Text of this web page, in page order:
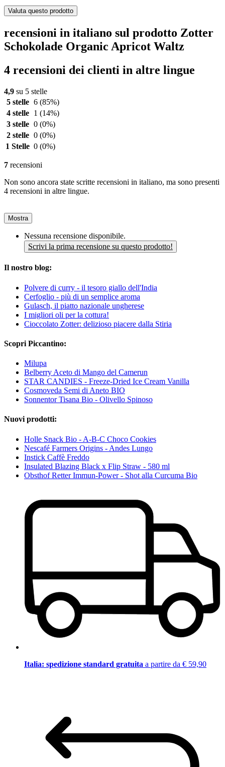
Valuta questo prodotto
recensioni in italiano sul prodotto Zotter
Schokolade Organic Apricot Waltz
4 recensioni dei clienti in altre lingue
4,9 su 5 stelle
5 stelle 6 (85%)
4 stelle
1 (14%)
3 stelle 0 (0%)
2 stelle 0 (0%)
1 Stelle 0 (0%)
7 recensioni
Non sono ancora state scritte recensioni in italiano, ma sono presenti
4 recensioni in altre lingue.
Mostra
Nessuna recensione disponibile.
Scrivi la prima recensione su questo prodotto!
Il nostro blog:
Polvere di curry - il tesoro giallo dell'India
Cerfoglio - più di un semplice aroma
Gulasch, il piatto nazionale ungherese
I migliori oli per la cottura!
Cioccolato Zotter: delizioso piacere dalla Stiria
Scopri Piccantino:
Milupa
Belberry Aceto di Mango del Camerun
STAR CANDIES - Freeze-Dried Ice Cream Vanilla
Cosmoveda Semi di Aneto BIO
Sonnentor Tisana Bio - Olivello Spinoso
Nuovi prodotti:
Holle Snack Bio - A-B-C Choco Cookies
Nescafé Farmers Origins - Andes Lungo
Instick Caffè Freddo
Insulated Blazing Black x Flip Straw - 580 ml
Obsthof Retter Immun-Power - Shot alla Curcuma Bio
Italia: spedizione standard gratuita a partire da € 59,90